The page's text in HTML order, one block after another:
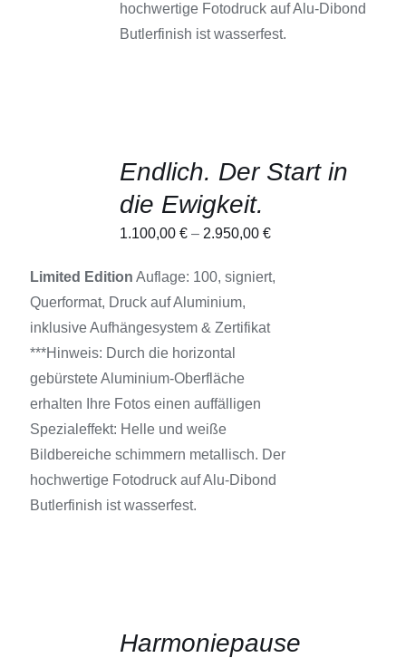
hochwertige Fotodruck auf Alu-Dibond
Butlerfinish ist wasserfest.
AUSFÜHRUNG
PRODUKT
MEHRERE
AUF.
OPTIONEN
KÖNNEN
DER
PRODUKTSEITE
WERDEN
Endlich. Der Start in
die Ewigkeit.
1.100,00€ – 2.950,00€
Limited Edition Auflage: 100, signiert,
Querformat, Druck auf Aluminium,
inklusive Aufhängesystem & Zertifikat
***Hinweis: Durch die horizontal
gebürstete Aluminium-Oberfläche
erhalten Ihre Fotos einen auffälligen
Spezialeffekt: Helle und weiße
Bildbereiche schimmern metallisch. Der
hochwertige Fotodruck auf Alu-Dibond
Butlerfinish ist wasserfest.
AUSFÜHRUNGHarmoniepause